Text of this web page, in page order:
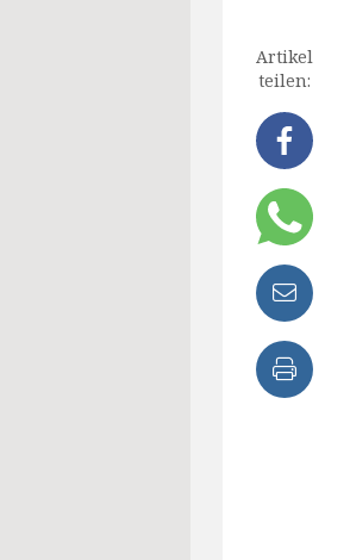
Artikel
teilen: